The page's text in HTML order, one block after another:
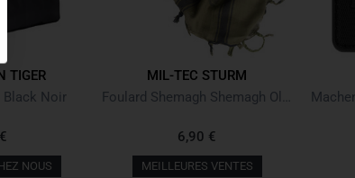
TIGER
Black Noir
NOUS
MIL-TEC STURM
6,90 €
MEILLEURES VENTES